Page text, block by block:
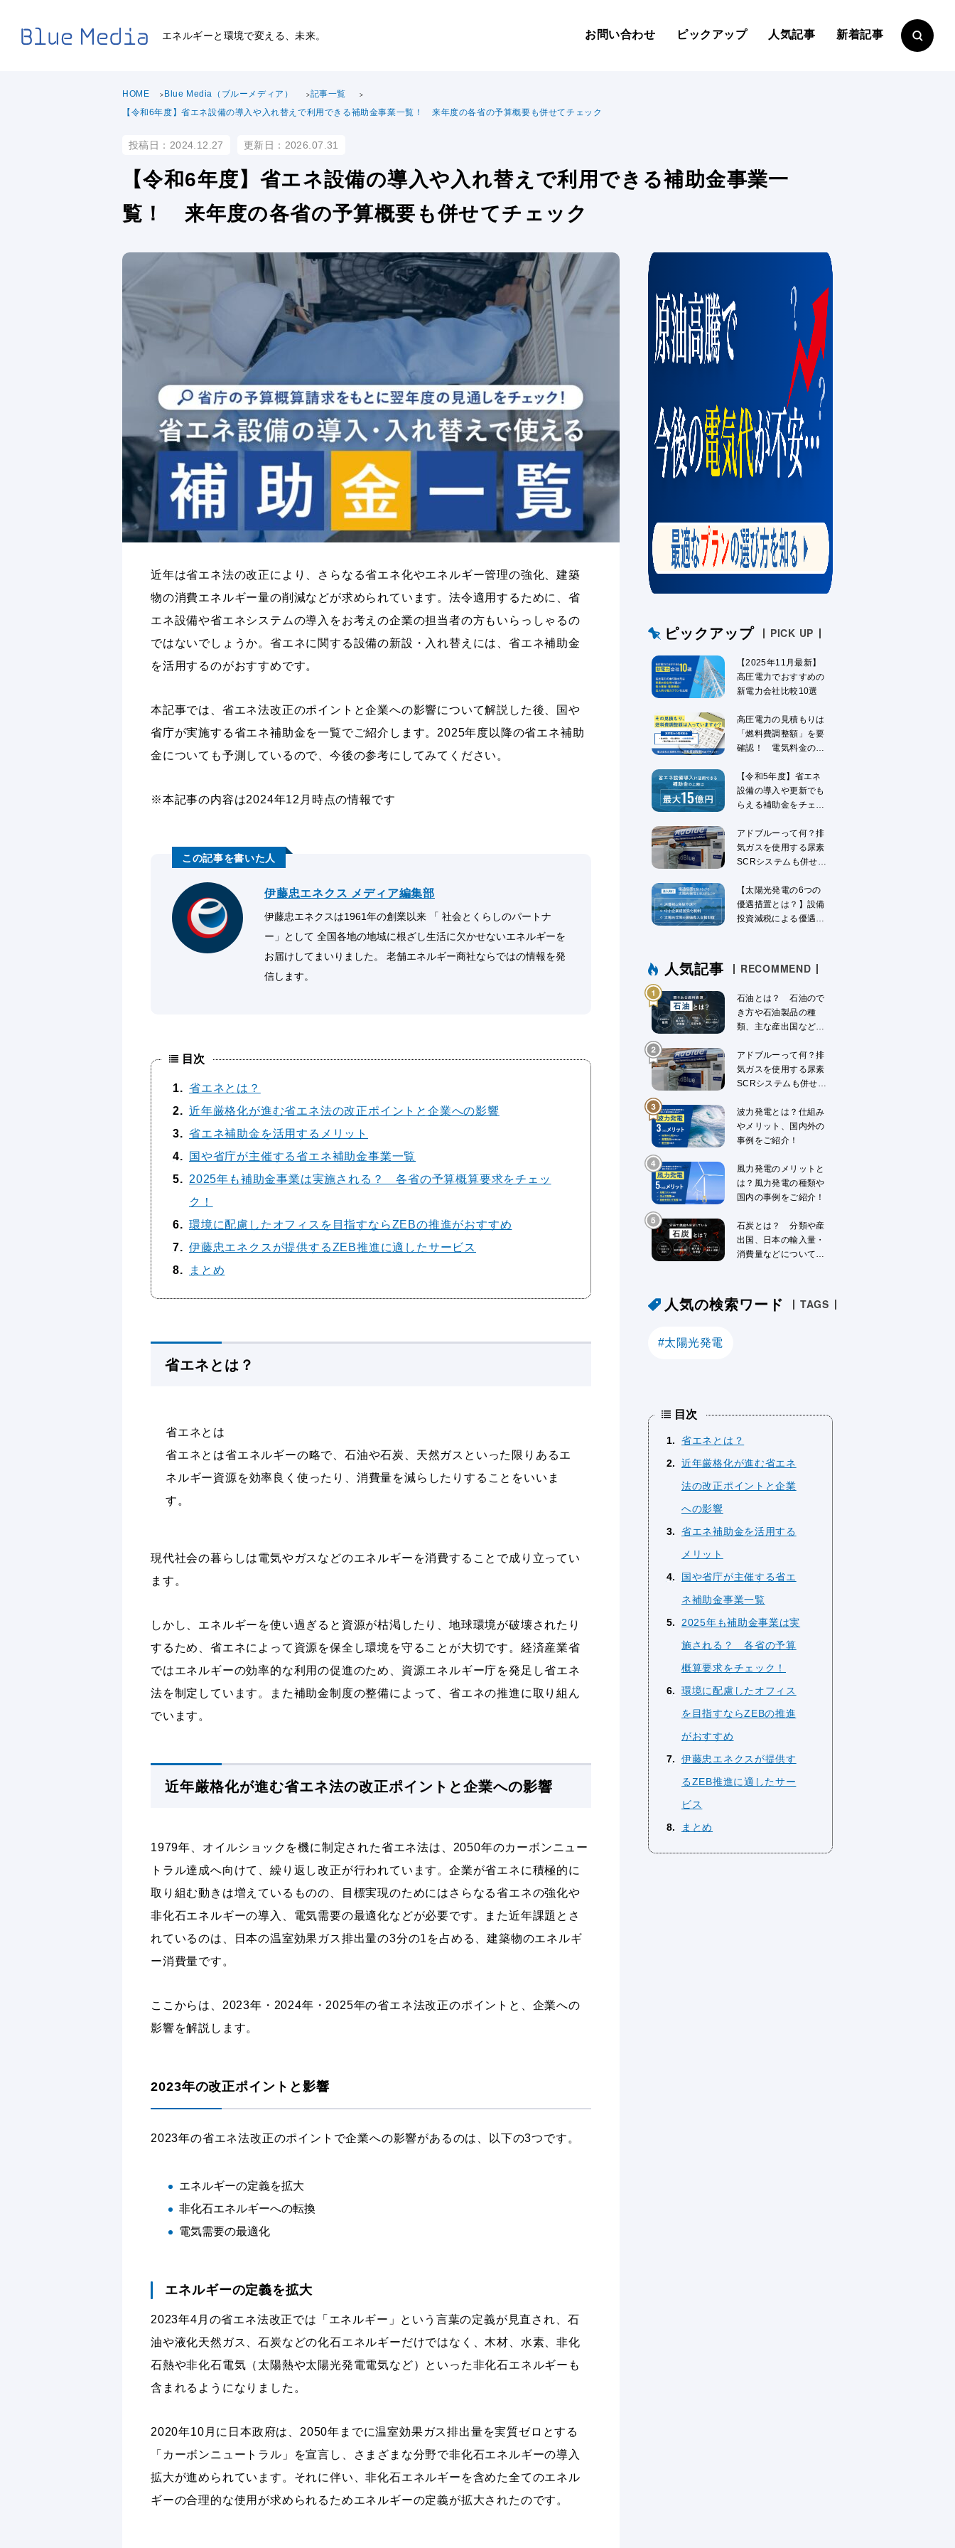
エネルギーと環境で変える、未来。 お問い合わせ ピックアップ 人気記事 新着記事
HOME Blue Media（ブルーメディア）
記事一覧
【令和6年度】省エネ設備の導入や入れ替えで利用できる補助金事業一覧！ 来年度の各省の予算概要も併せてチェック
投稿日：2024.12.27 更新日：2026.07.31
【令和6年度】省エネ設備の導入や入れ替えで利用できる補助金事業一
覧！ 来年度の各省の予算概要も併せてチェック
近年は省エネ法の改正により、さらなる省エネ化やエネルギー管理の強化、建築
物の消費エネルギー量の削減などが求められています。法令適用するために、省
エネ設備や省エネシステムの導入をお考えの企業の担当者の方もいらっしゃるの
ではないでしょうか。省エネに関する設備の新設・入れ替えには、省エネ補助金
を活用するのがおすすめです。
本記事では、省エネ法改正のポイントと企業への影響について解説した後、国や
省庁が実施する省エネ補助金を一覧でご紹介します。2025年度以降の省エネ補助
金についても予測しているので、今後の参考にしてみてください。
※本記事の内容は2024年12月時点の情報です
伊藤忠エネクス メディア編集部
伊藤忠エネクスは1961年の創業以来 「 社会とくらしのパートナ
ー」として 全国各地の地域に根ざし生活に欠かせないエネルギーを
お届けしてまいりました。 老舗エネルギー商社ならではの情報を発
信します。
目次
1
省エネとは？
2
近年厳格化が進む省エネ法の改正ポイントと企業への影響
3
省エネ補助金を活用するメリット
4
国や省庁が主催する省エネ補助金事業一覧
5
2025年も補助金事業は実施される？ 各省の予算概算要求をチェッ
ク！
6
環境に配慮したオフィスを目指すならZEBの推進がおすすめ
7
伊藤忠エネクスが提供するZEB推進に適したサービス
8
まとめ
省エネとは？
省エネとは
省エネとは省エネルギーの略で、石油や石炭、天然ガスといった限りあるエ
ネルギー資源を効率良く使ったり、消費量を減らしたりすることをいいま
す。
現代社会の暮らしは電気やガスなどのエネルギーを消費することで成り立ってい
ます。
しかし、エネルギーを使い過ぎると資源が枯渇したり、地球環境が破壊されたり
するため、省エネによって資源を保全し環境を守ることが大切です。経済産業省
ではエネルギーの効率的な利用の促進のため、資源エネルギー庁を発足し省エネ
法を制定しています。また補助金制度の整備によって、省エネの推進に取り組ん
でいます。
近年厳格化が進む省エネ法の改正ポイントと企業への影響
1979年、オイルショックを機に制定された省エネ法は、2050年のカーボンニュー
トラル達成へ向けて、繰り返し改正が行われています。企業が省エネに積極的に
取り組む動きは増えているものの、目標実現のためにはさらなる省エネの強化や
非化石エネルギーの導入、電気需要の最適化などが必要です。また近年課題とさ
れているのは、日本の温室効果ガス排出量の3分の1を占める、建築物のエネルギ
ー消費量です。
ここからは、2023年・2024年・2025年の省エネ法改正のポイントと、企業への
影響を解説します。
2023年の改正ポイントと影響
2023年の省エネ法改正のポイントで企業への影響があるのは、以下の3つです。
エネルギーの定義を拡大
非化石エネルギーへの転換
電気需要の最適化
エネルギーの定義を拡大
2023年4月の省エネ法改正では「エネルギー」という言葉の定義が見直され、石
油や液化天然ガス、石炭などの化石エネルギーだけではなく、木材、水素、非化
石熱や非化石電気（太陽熱や太陽光発電電気など）といった非化石エネルギーも
含まれるようになりました。
2020年10月に日本政府は、2050年までに温室効果ガス排出量を実質ゼロとする
「カーボンニュートラル」を宣言し、さまざまな分野で非化石エネルギーの導入
拡大が進められています。それに伴い、非化石エネルギーを含めた全てのエネル
ギーの合理的な使用が求められるためエネルギーの定義が拡大されたのです。
ピックアップ PICK UP
【2025年11月最新】
高圧電力でおすすめの
新電力会社比較10選
高圧電力の見積もりは
「燃料費調整額」を要
確認！ 電気料金の仕
【令和5年度】省エネ
設備の導入や更新でも
らえる補助金をチェッ
アドブルーって何？排
気ガスを使用する尿素
SCRシステムも併せて
【太陽光発電の6つの
優遇措置とは？】設備
投資減税による優遇措
人気記事 RECOMMEND
石油とは？ 石油ので
き方や石油製品の種
類、主な産出国などに
アドブルーって何？排
気ガスを使用する尿素
SCRシステムも併せて
波力発電とは？仕組み
やメリット、国内外の
事例をご紹介！
風力発電のメリットと
は？風力発電の種類や
国内の事例をご紹介！
石炭とは？ 分類や産
出国、日本の輸入量・
消費量などについて解
人気の検索ワード TAGS
太陽光発電
目次
1
省エネとは？
2
近年厳格化が進む省エネ
法の改正ポイントと企業
への影響
3
省エネ補助金を活用する
メリット
4
国や省庁が主催する省エ
ネ補助金事業一覧
5
2025年も補助金事業は実
施される？ 各省の予算
概算要求をチェック！
6
環境に配慮したオフィス
を目指すならZEBの推進
がおすすめ
7
伊藤忠エネクスが提供す
るZEB推進に適したサー
ビス
8
まとめ